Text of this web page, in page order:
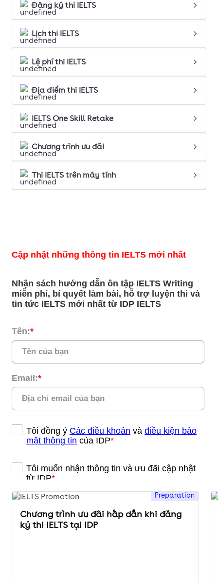
Đăng ký thi IELTS
Lịch thi IELTS
Lệ phí thi IELTS
Địa điểm thi IELTS
IELTS One Skill Retake
Chương trình ưu đãi
Thi IELTS trên máy tính
Preparation
Chương trình ưu đãi hấp dẫn khi đăng
ký thi IELTS tại IDP